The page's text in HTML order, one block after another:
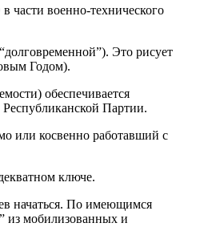
части военно-технического
Это рисует
Годом).
обеспечивается
Партии.
или косвенно работавший с
ключе.
начаться. По имеющимся
из мобилизованных и